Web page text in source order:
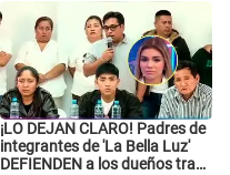
¡LO DEJAN CLARO! Padres de
integrantes de 'La Bella Luz'
DEFIENDEN a los dueños tras